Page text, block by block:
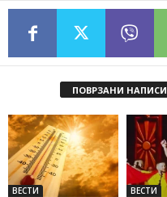
ПОВРЗАНИ НАПИСИ
ВЕСТИ ВЕСТИ